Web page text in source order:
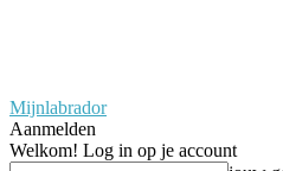
Mijnlabrador
Aanmelden
Welkom! Log in op je account